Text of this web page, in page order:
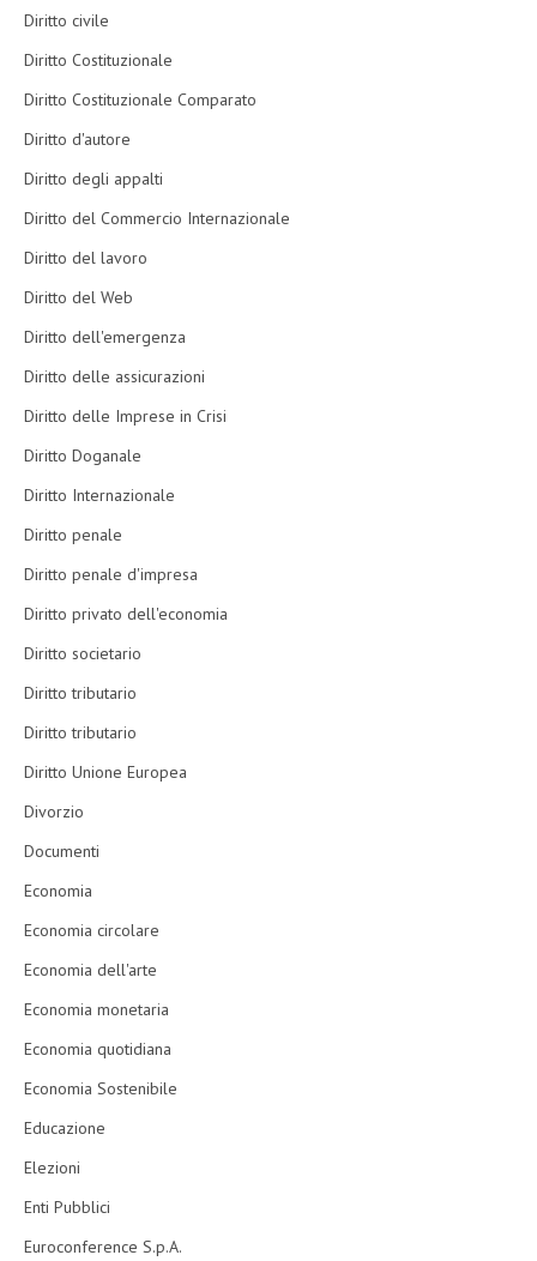
Diritto civile
Diritto Costituzionale
Diritto Costituzionale Comparato
Diritto d'autore
Diritto degli appalti
Diritto del Commercio Internazionale
Diritto del lavoro
Diritto del Web
Diritto dell'emergenza
Diritto delle assicurazioni
Diritto delle Imprese in Crisi
Diritto Doganale
Diritto Internazionale
Diritto penale
Diritto penale d'impresa
Diritto privato dell'economia
Diritto societario
Diritto tributario
Diritto tributario
Diritto Unione Europea
Divorzio
Documenti
Economia
Economia circolare
Economia dell'arte
Economia monetaria
Economia quotidiana
Economia Sostenibile
Educazione
Elezioni
Enti Pubblici
Euroconference S.p.A.